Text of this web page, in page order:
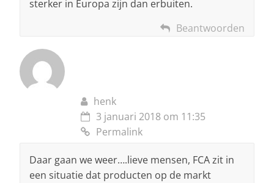
sterker in Europa zijn dan erbuiten.
Beantwoorden
henk
3 januari 2018 om 11:35
Permalink
Daar gaan we weer….lieve mensen, FCA zit in
een situatie dat producten op de markt